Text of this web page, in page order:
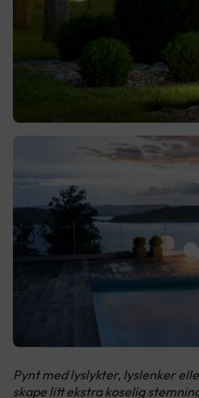
Pynt med lyslykter, lyslenker
skape litt ekstra koselig